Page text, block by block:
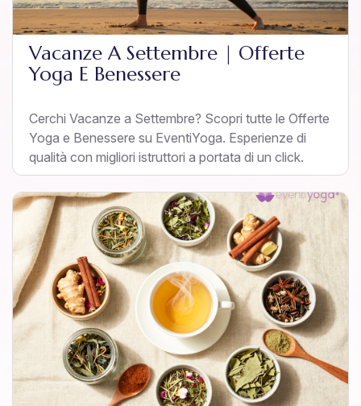
Vacanze A Settembre | Offerte
Yoga E Benessere
Cerchi Vacanze a Settembre? Scopri tutte le Offerte
Yoga e Benessere su EventiYoga. Esperienze di
qualità con migliori istruttori a portata di un click.